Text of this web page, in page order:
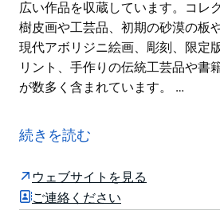
広い作品を収蔵しています。コレ
樹皮画や工芸品、初期の砂漠の板
現代アボリジニ絵画、彫刻、限定
リント、手作りの伝統工芸品や書
が数多く含まれています。 …
ティストを倫理的かつ持続可能な
ためのハイブリッドアートモデル
ウールムールにあるギャラリー兼
は、オーストラリア先住民アート
続きを読む
ウェブサイトを見る
ご連絡ください